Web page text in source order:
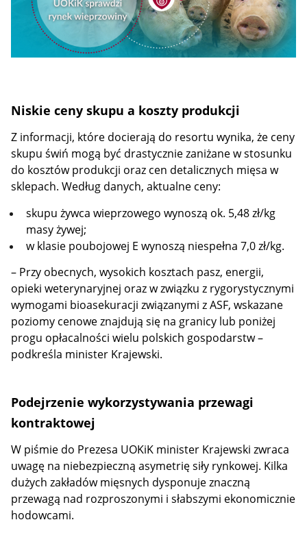
Niskie ceny skupu a koszty produkcji
Z informacji, które docierają do resortu wynika, że ceny
skupu świń mogą być drastycznie zaniżane w stosunku
do kosztów produkcji oraz cen detalicznych mięsa w
sklepach. Według danych, aktualne ceny:
skupu żywca wieprzowego wynoszą ok. 5,48 zł/kg
masy żywej;
w klasie poubojowej E wynoszą niespełna 7,0 zł/kg.
– Przy obecnych, wysokich kosztach pasz, energii,
opieki weterynaryjnej oraz w związku z rygorystycznymi
wymogami bioasekuracji związanymi z ASF, wskazane
poziomy cenowe znajdują się na granicy lub poniżej
progu opłacalności wielu polskich gospodarstw –
podkreśla minister Krajewski.
Podejrzenie wykorzystywania przewagi
kontraktowej
W piśmie do Prezesa UOKiK minister Krajewski zwraca
uwagę na niebezpieczną asymetrię siły rynkowej. Kilka
dużych zakładów mięsnych dysponuje znaczną
przewagą nad rozproszonymi i słabszymi ekonomicznie
hodowcami.